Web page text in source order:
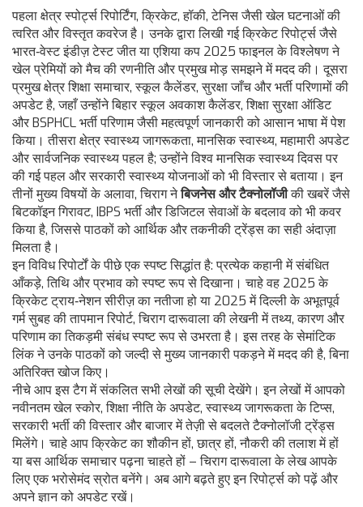
पहला क्षेत्रस्पोर्ट्स रिपोर्टिंग,क्रिकेट, हॉकी, टेनिस जैसी खेल घटनाओं की
त्वरित और विस्तृत कवरेजहै। उनके द्वारा लिखी गई क्रिकेट रिपोर्ट्स जैसे
भारत‑वेस्ट इंडीज़ टेस्ट जीत या एशिया कप 2025 फाइनल के विश्लेषण ने
खेल प्रेमियों को मैच की रणनीति और प्रमुख मोड़ समझने में मदद की। दूसरा
प्रमुख क्षेत्रशिक्षा समाचार,स्कूल कैलेंडर, सुरक्षा जाँच और भर्ती परिणामों की
अपडेटहै, जहाँ उन्होंने बिहार स्कूल अवकाश कैलेंडर, शिक्षा सुरक्षा ऑडिट
और BSPHCL भर्ती परिणाम जैसी महत्वपूर्ण जानकारी को आसान भाषा में पेश
किया। तीसरा क्षेत्रस्वास्थ्य जागरूकता,मानसिक स्वास्थ्य, महामारी अपडेट
और सार्वजनिक स्वास्थ्य पहलहै; उन्होंने विश्व मानसिक स्वास्थ्य दिवस पर
की गई पहल और सरकारी स्वास्थ्य योजनाओं को भी विस्तार से बताया। इन
तीनों मुख्य विषयों के अलावा, चिराग नेबिजनेस और टैक्नोलॉजीकी खबरें जैसे
बिटकॉइन गिरावट, IBPS भर्ती और डिजिटल सेवाओं के बदलाव को भी कवर
किया है, जिससे पाठकों को आर्थिक और तकनीकी ट्रेंड्स का सही अंदाज़ा
मिलता है।
इन विविध रिपोर्टों के पीछे एक स्पष्ट सिद्धांत है: प्रत्येक कहानी में संबंधित
आँकड़े, तिथि और प्रभाव को स्पष्ट रूप से दिखाना। चाहे वह 2025 के
क्रिकेट ट्राय‑नेशन सीरीज़ का नतीजा हो या 2025 में दिल्ली के अभूतपूर्व
गर्म सुबह की तापमान रिपोर्ट, चिराग दारूवाला की लेखनी में तथ्य, कारण और
परिणाम का तिकड़मी संबंध स्पष्ट रूप से उभरता है। इस तरह के सेमांटिक
लिंक ने उनके पाठकों को जल्दी से मुख्य जानकारी पकड़ने में मदद की है, बिना
अतिरिक्त खोज किए।
नीचे आप इस टैग में संकलित सभी लेखों की सूची देखेंगे। इन लेखों में आपको
नवीनतम खेल स्कोर, शिक्षा नीति के अपडेट, स्वास्थ्य जागरूकता के टिप्स,
सरकारी भर्ती की विस्तार और बाजार में तेज़ी से बदलते टैक्नोलॉजी ट्रेंड्स
मिलेंगे। चाहे आप क्रिकेट का शौकीन हों, छात्र हों, नौकरी की तलाश में हों
या बस आर्थिक समाचार पढ़ना चाहते हों – चिराग दारूवाला के लेख आपके
लिए एक भरोसेमंद स्रोत बनेंगे। अब आगे बढ़ते हुए इन रिपोर्ट्स को पढ़ें और
अपने ज्ञान को अपडेट रखें।